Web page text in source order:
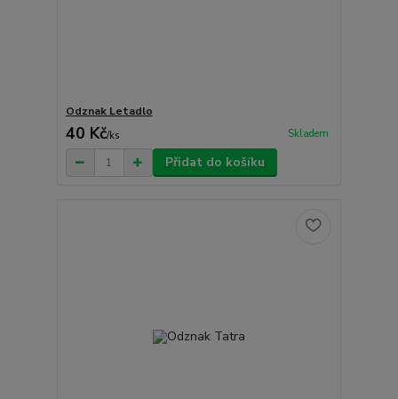
Odznak Letadlo
40 Kč/ks Skladem
Přidat do košíku